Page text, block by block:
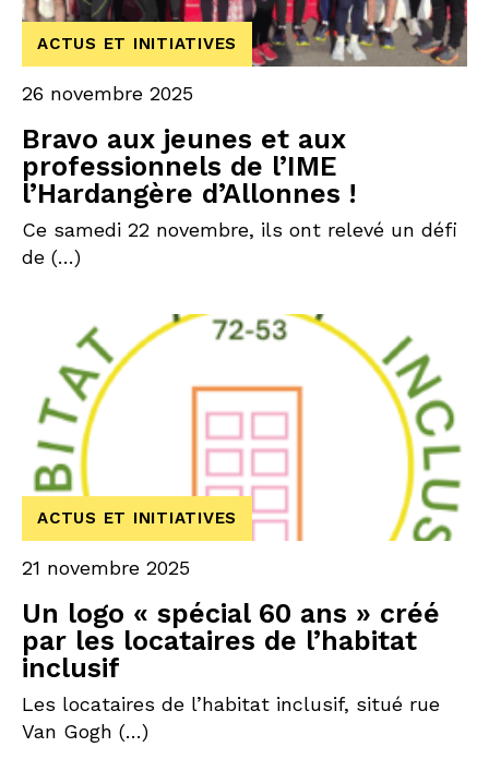
Bravo aux jeunes et aux
professionnels de l’IME
l’Hardangère d’Allonnes !
ACTUS ET INITIATIVES
26 novembre 2025
Ce samedi 22 novembre, ils ont relevé un défi
de (…)
Un logo « spécial 60 ans » créé
par les locataires de l’habitat
inclusif
ACTUS ET INITIATIVES
21 novembre 2025
Les locataires de l’habitat inclusif, situé rue
Van Gogh (…)